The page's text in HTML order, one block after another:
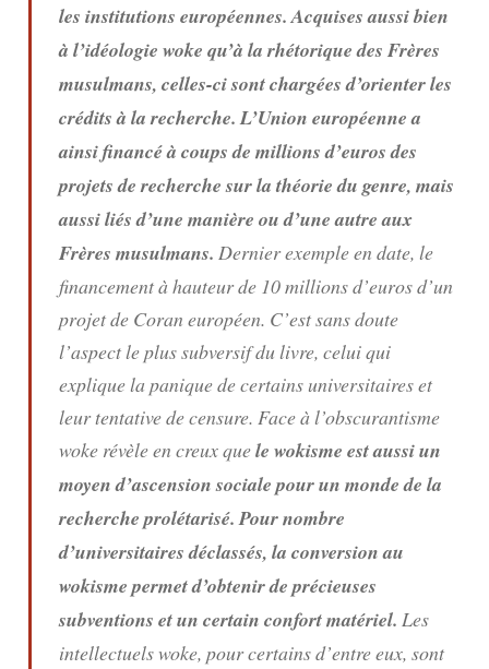
les institutions européennes. Acquises aussi bien
à l’idéologie woke qu’à la rhétorique des Frères
musulmans, celles-ci sont chargées d’orienter les
crédits à la recherche. L’Union européenne a
ainsi financé à coups de millions d’euros des
projets de recherche sur la théorie du genre, mais
aussi liés d’une manière ou d’une autre aux
Frères musulmans. Dernier exemple en date, le
financement à hauteur de 10 millions d’euros d’un
projet de Coran européen. C’est sans doute
l’aspect le plus subversif du livre, celui qui
explique la panique de certains universitaires et
leur tentative de censure. Face à l’obscurantisme
woke révèle en creux quele wokisme est aussi un
moyen d’ascension sociale pour un monde de la
recherche prolétarisé. Pour nombre
d’universitaires déclassés, la conversion au
wokisme permet d’obtenir de précieuses
subventions et un certain confort matériel. Les
intellectuels woke, pour certains d’entre eux, sont